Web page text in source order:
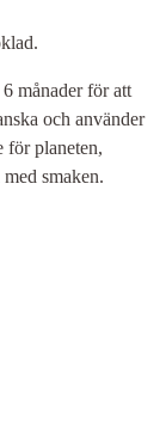
månader för att
och använder
för planeten,
smaken.